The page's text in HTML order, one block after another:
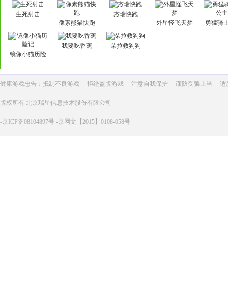
生死射击
像素熊猫快跑
杰瑞快跑
外星怪飞天梦
勇猛骑
镜像小猫历险
我要吃香蕉 朵拉救狗狗
健康游戏忠告：抵制不良游戏 拒绝盗版游戏 注意自我保护 谨防受骗上当 适
版权所有 北京瑞星信息技术股份有限公司
-京ICP备08104897号 -京网文【2015】0108-058号